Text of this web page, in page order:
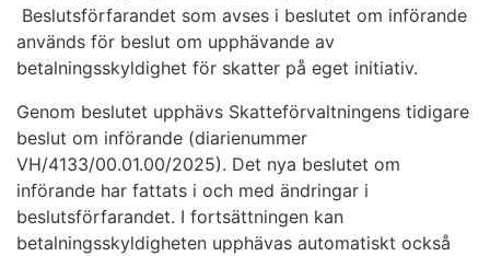
Beslutsförfarandet som avses i beslutet om införande
används för beslut om upphävande av
betalningsskyldighet för skatter på eget initiativ.
Genom beslutet upphävs Skatteförvaltningens tidigare
beslut om införande (diarienummer
VH/4133/00.01.00/2025). Det nya beslutet om
införande har fattats i och med ändringar i
beslutsförfarandet. I fortsättningen kan
betalningsskyldigheten upphävas automatiskt också